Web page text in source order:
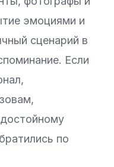
эмоциями и
сценарий в
Если
по